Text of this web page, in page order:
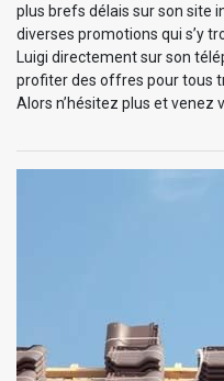
plus brefs délais sur son site
diverses promotions qui s’y
Luigi directement sur son
profiter des offres pour tous
Alors n’hésitez plus et venez